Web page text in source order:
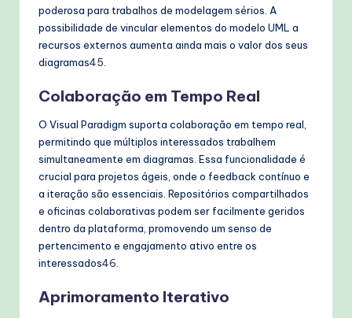
poderosa para trabalhos de modelagem sérios. A
possibilidade de vincular elementos do modelo UML a
recursos externos aumenta ainda mais o valor dos seus
diagramas45
Colaboração em Tempo Real
O Visual Paradigm suporta colaboração em tempo real,
permitindo que múltiplos interessados trabalhem
simultaneamente em diagramas. Essa funcionalidade é
crucial para projetos ágeis, onde o feedback contínuo e
a iteração são essenciais. Repositórios compartilhados
e oficinas colaborativas podem ser facilmente geridos
dentro da plataforma, promovendo um senso de
pertencimento e engajamento ativo entre os
interessados46
Aprimoramento Iterativo